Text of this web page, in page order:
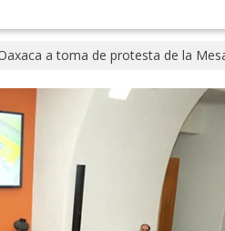
a toma de protesta de la